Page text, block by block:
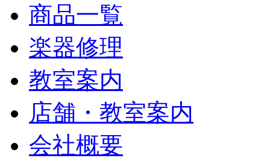
商品一覧
楽器修理
教室案内
店舗・教室案内
会社概要